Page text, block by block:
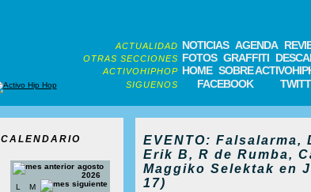
ACTUALIDAD NOTICIAS AGENDA
OTRAS SECCIONES FOTOS GRAFFITI
ACTIVOHIPHOP HOME SOBRE
SIGUENOS FACEBOOK
CALENDARIO
agosto
2026
L
M
EVENTO:
Erik B, R de Rumba,
Maggiko Selektak en
17)